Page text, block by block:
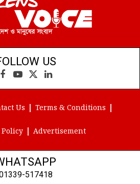
US
Facebook
YouTube
X
(Twitter)
LinkedIn
Us Terms & Conditions
Advertisement
517418